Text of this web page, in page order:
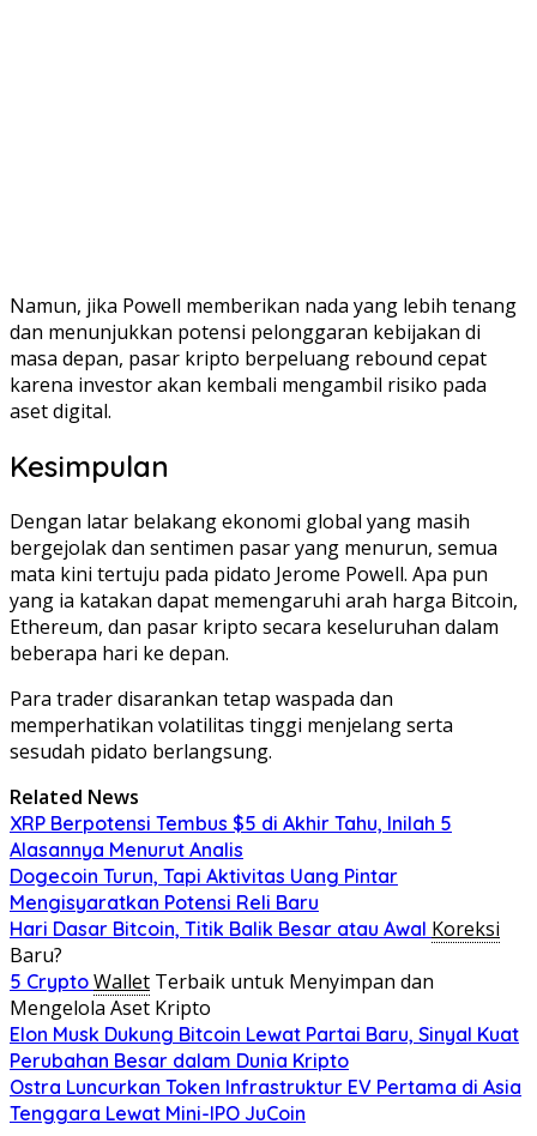
Namun, jika Powell memberikan nada yang lebih tenang
dan menunjukkan potensi pelonggaran kebijakan di
masa depan, pasar kripto berpeluang rebound cepat
karena investor akan kembali mengambil risiko pada
aset digital.
Kesimpulan
Dengan latar belakang ekonomi global yang masih
bergejolak dan sentimen pasar yang menurun, semua
mata kini tertuju pada pidato Jerome Powell. Apa pun
yang ia katakan dapat memengaruhi arah harga Bitcoin,
Ethereum, dan pasar kripto secara keseluruhan dalam
beberapa hari ke depan.
Para trader disarankan tetap waspada dan
memperhatikan volatilitas tinggi menjelang serta
sesudah pidato berlangsung.
Related News
XRP Berpotensi Tembus $5 di Akhir Tahu, Inilah 5
Alasannya Menurut Analis
Dogecoin Turun, Tapi Aktivitas Uang Pintar
Mengisyaratkan Potensi Reli Baru
Hari Dasar Bitcoin, Titik Balik Besar atau Awal Koreksi
Baru?
5 Crypto Wallet Terbaik untuk Menyimpan dan
Mengelola Aset Kripto
Elon Musk Dukung Bitcoin Lewat Partai Baru, Sinyal Kuat
Perubahan Besar dalam Dunia Kripto
Ostra Luncurkan Token Infrastruktur EV Pertama di Asia
Tenggara Lewat Mini-IPO JuCoin